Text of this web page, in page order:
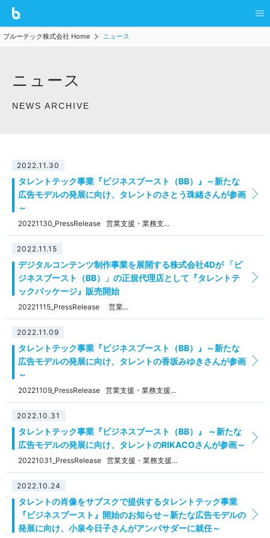
ブルーテック株式会社 Home ニュース
ニュース
NEWS ARCHIVE
2022.11.30
タレントテック事業『ビジネスブースト（BB）』～新たな
広告モデルの発展に向け、タレントのさとう珠緒さんが参画
～
20221130_PressRelease 営業支援・業務支...
2022.11.15
デジタルコンテンツ制作事業を展開する株式会社4Dが 「ビ
ジネスブースト（BB）」の正規代理店として『タレントテ
ックパッケージ』販売開始
20221115_PressRelease 営業...
2022.11.09
タレントテック事業『ビジネスブースト（BB）』～新たな
広告モデルの発展に向け、タレントの香坂みゆきさんが参画
～
20221109_PressRelease 営業支援・業務支援...
2022.10.31
タレントテック事業『ビジネスブースト（BB）』 ～新たな
広告モデルの発展に向け、タレントのRIKACOさんが参画～
20221031_PressRelease 営業支援・業務支援...
2022.10.24
タレントの肖像をサブスクで提供するタレントテック事業
『ビジネスブースト』開始のお知らせ～新たな広告モデルの
発展に向け、小泉今日子さんがアンバサダーに就任～